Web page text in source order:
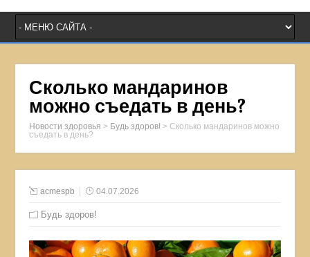
Сколько мандаринов
можно съедать в день?
Новости здоровья > Будь здоров! >Сколько мандаринов можно
съедать в день?
acmespb 04.07.2026
Будь здоров!